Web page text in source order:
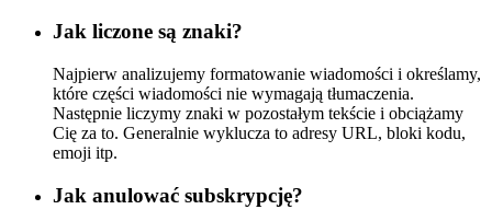
Jak liczone są znaki?
Najpierw analizujemy formatowanie wiadomości i określamy,
które części wiadomości nie wymagają tłumaczenia.
Następnie liczymy znaki w pozostałym tekście i obciążamy
Cię za to. Generalnie wyklucza to adresy URL, bloki kodu,
emoji itp.
Jak anulować subskrypcję?